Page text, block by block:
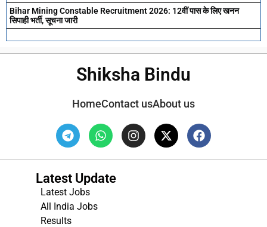
Bihar Mining Constable Recruitment 2026: 12वीं पास के लिए खनन
सिपाही भर्ती, सूचना जारी
Shiksha Bindu
HomeContact usAbout us
Latest Update
Latest Jobs
All India Jobs
Results